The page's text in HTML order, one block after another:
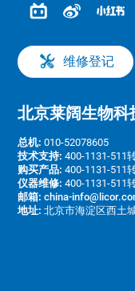
维修登记
北京莱阔生物科
总机: 010-52078605
技术支持: 400-1131-511
购买产品: 400-1131-511
仪器维修: 400-1131-511
邮箱: china-
地址: 北京市海淀区西土